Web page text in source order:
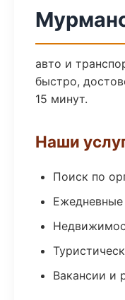
авто и
быстро,
15 минут.
Наши
Поиск по
Вакансии и